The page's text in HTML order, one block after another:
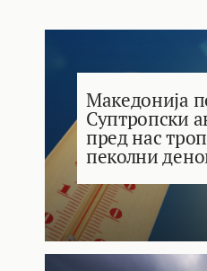
Македонија
Суптропски
пред нас
пеколни